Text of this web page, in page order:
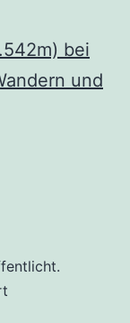
bei
und